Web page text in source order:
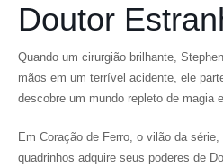
Doutor
Quando um cirurgião brilhante,
mãos em um terrível acidente, ele
descobre um mundo repleto de magia
Em Coração de Ferro, o vilão da
quadrinhos adquire seus poderes de